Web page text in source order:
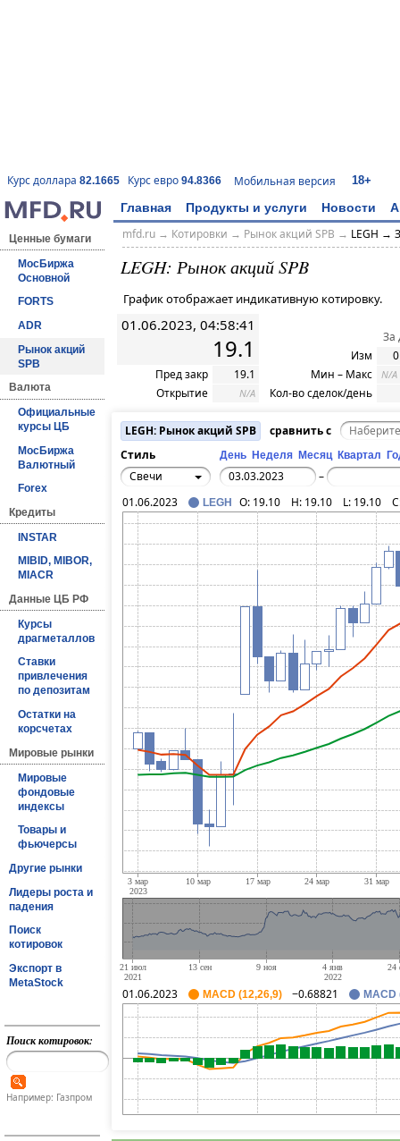
Курс доллара 82.1665 Курс евро 94.8366 Мобильная версия 18+
Главная Продукты и услуги Новости
Ценные бумаги
МосБиржа
Основной
FORTS
ADR
Рынок акций
SPB
Валюта
Официальные
курсы ЦБ
МосБиржа
Валютный
Forex
Кредиты
INSTAR
MIBID, MIBOR,
MIACR
Данные ЦБ РФ
Курсы
драгметаллов
Ставки
привлечения
по депозитам
Остатки на
корсчетах
Мировые рынки
Мировые
фондовые
индексы
Товары и
фьючерсы
Другие рынки
Лидеры роста и
падения
Поиск
котировок
Экспорт в
MetaStock
Поиск котировок:
Например: Газпром
mfd.ru→ Котировки → Рынок акций SPB → LEGH →
LEGH: Рынок акций SPB
График отображает индикативную котировку.
01.06.2023, 04:58:41
19.1
Пред закр
19.1
Открытие
N/A
За
Изм
Мин – Макс
N/A
Кол-во сделок/день
LEGH: Рынок акций SPB
сравнить с
Стиль
День Неделя Месяц Квартал
Свечи
–
01.06.2023
LEGH O: 19.10 H: 19.10 L: 19.10
01.06.2023 MACD (12,26,9) −0.68821 MACD